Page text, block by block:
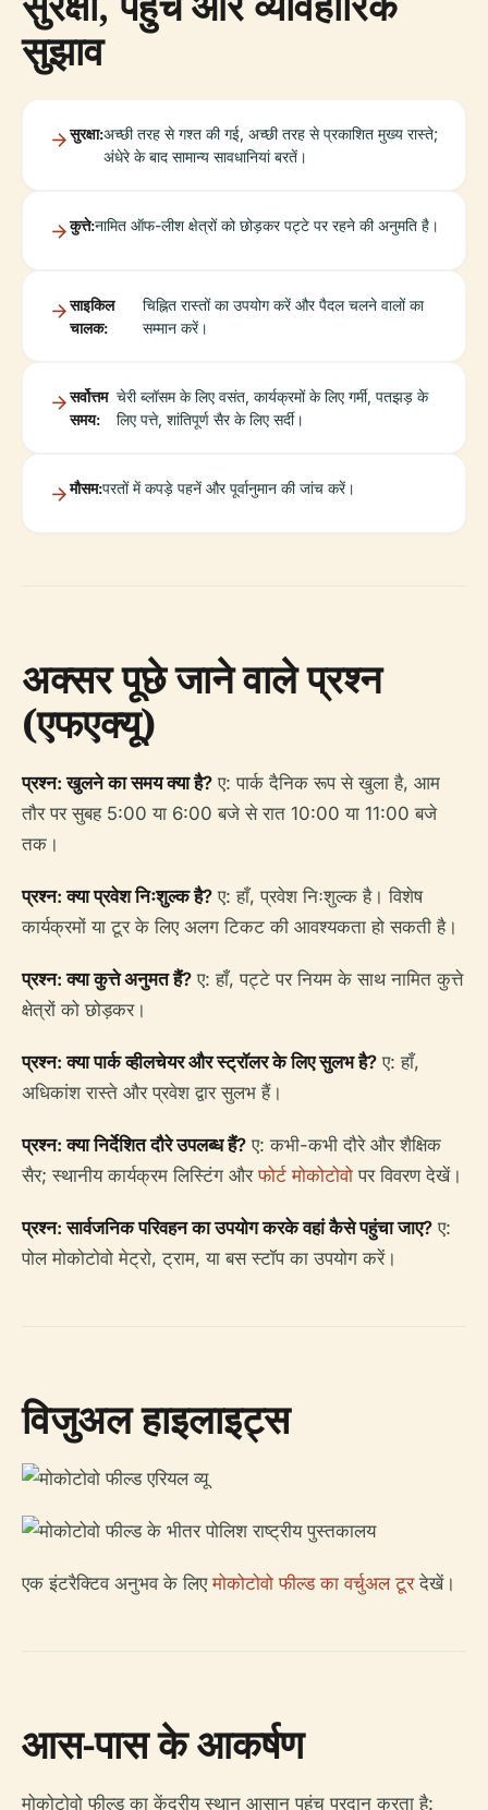
सुझाव
सुरक्षा:अच्छी तरह से गश्त की गई, अच्छी तरह से प्रकाशित मुख्य रास्ते;
अंधेरे के बाद सामान्य सावधानियां बरतें।
कुत्ते:नामित ऑफ-लीश क्षेत्रों को छोड़कर पट्टे पर रहने की अनुमति है।
साइकिल
चालक:
चिह्नित रास्तों का उपयोग करें और पैदल चलने वालों का
सम्मान करें।
सर्वोत्तम
समय:
चेरी ब्लॉसम के लिए वसंत, कार्यक्रमों के लिए गर्मी, पतझड़ के
लिए पत्ते, शांतिपूर्ण सैर के लिए सर्दी।
मौसम:परतों में कपड़े पहनें और पूर्वानुमान की जांच करें।
अक्सर पूछे जाने वाले प्रश्न
(एफएक्यू)
प्रश्न: खुलने का समय क्या है? ए: पार्क दैनिक रूप से खुला है, आम
तौर पर सुबह 5:00 या 6:00 बजे से रात 10:00 या 11:00 बजे
तक।
प्रश्न: क्या प्रवेश निःशुल्क है? ए: हाँ, प्रवेश निःशुल्क है। विशेष
कार्यक्रमों या टूर के लिए अलग टिकट की आवश्यकता हो सकती है।
प्रश्न: क्या कुत्ते अनुमत हैं? ए: हाँ, पट्टे पर नियम के साथ नामित कुत्ते
क्षेत्रों को छोड़कर।
प्रश्न: क्या पार्क व्हीलचेयर और स्ट्रॉलर के लिए सुलभ है? ए: हाँ,
अधिकांश रास्ते और प्रवेश द्वार सुलभ हैं।
प्रश्न: क्या निर्देशित दौरे उपलब्ध हैं? ए: कभी-कभी दौरे और शैक्षिक
सैर; स्थानीय कार्यक्रम लिस्टिंग औरफोर्ट मोकोटोवो पर विवरण देखें।
प्रश्न: सार्वजनिक परिवहन का उपयोग करके वहां कैसे पहुंचा जाए? ए:
पोल मोकोटोवो मेट्रो, ट्राम, या बस स्टॉप का उपयोग करें।
विजुअल हाइलाइट्स
एक इंटरैक्टिव अनुभव के लिएमोकोटोवो फील्ड का वर्चुअल टूरदेखें।
आस-पास के आकर्षण
मोकोटोवो फील्ड का केंद्रीय स्थान आसान पहुंच प्रदान करता है: